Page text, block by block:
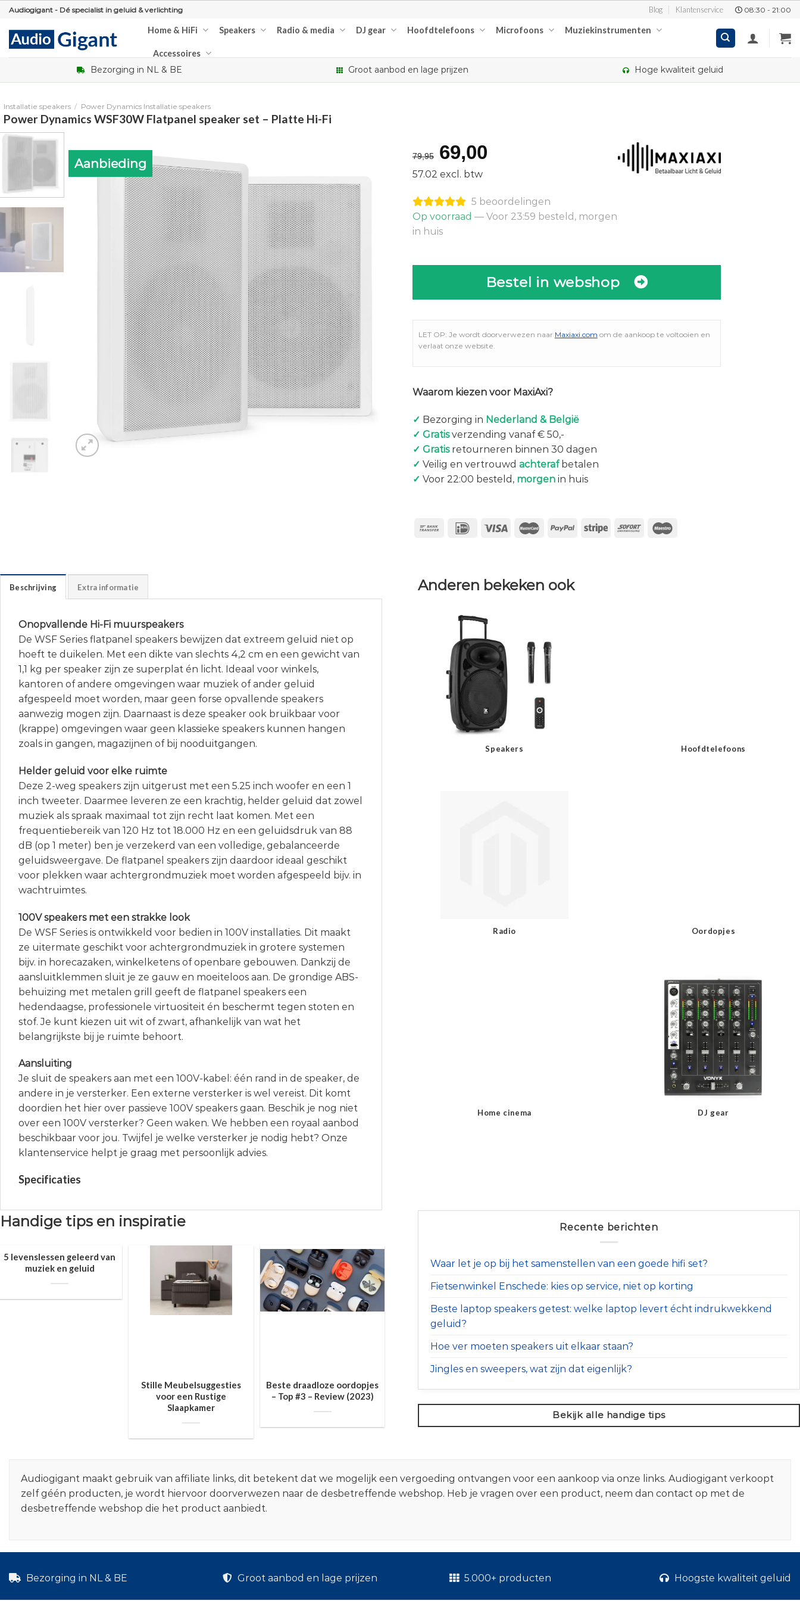
Skip
content
Audiogigant - Dé specialist in geluid & verlichting Blog Klantenservice 08:30 - 21:00
Home & HiFi Speakers Radio & media DJ gear Hoofdtelefoons Microfoons Muziekinstrumenten
Accessoires
Bezorging in NL & BE Groot aanbod en lage prijzen Hoge kwaliteit geluid
Installatie speakers / Power Dynamics Installatie speakers
Power Dynamics WSF30W Flatpanel speaker set – Platte Hi-Fi
Aanbieding 79,95
Oorspronkelijke
prijs
was:
€79,95.
69,00Huidige
€69,00.
57.02 excl. btw
5 beoordelingen
Op voorraad — Voor 23:59 besteld, morgen
in huis
Bestel in webshop
LET OP: Je wordt doorverwezen naar Maxiaxi.com om de aankoop te voltooien en
verlaat onze website.
Waarom kiezen voor MaxiAxi?
✓ Bezorging in Nederland & België
✓ Gratisverzending vanaf € 50,-
✓ Gratisretourneren binnen 30 dagen
✓ Veilig en vertrouwd achterafbetalen
✓ Voor 22:00 besteld, morgenin huis
Beschrijving Extra informatie
Onopvallende Hi-Fi muurspeakers
De WSF Series flatpanel speakers bewijzen dat extreem geluid niet op
hoeft te duikelen. Met een dikte van slechts 4,2 cm en een gewicht van
1,1 kg per speaker zijn ze superplat én licht. Ideaal voor winkels,
kantoren of andere omgevingen waar muziek of ander geluid
afgespeeld moet worden, maar geen forse opvallende speakers
aanwezig mogen zijn. Daarnaast is deze speaker ook bruikbaar voor
(krappe) omgevingen waar geen klassieke speakers kunnen hangen
zoals in gangen, magazijnen of bij nooduitgangen.
Helder geluid voor elke ruimte
Deze 2-weg speakers zijn uitgerust met een 5.25 inch woofer en een 1
inch tweeter. Daarmee leveren ze een krachtig, helder geluid dat zowel
muziek als spraak maximaal tot zijn recht laat komen. Met een
frequentiebereik van 120 Hz tot 18.000 Hz en een geluidsdruk van 88
dB (op 1 meter) ben je verzekerd van een volledige, gebalanceerde
geluidsweergave. De flatpanel speakers zijn daardoor ideaal geschikt
voor plekken waar achtergrondmuziek moet worden afgespeeld bijv. in
wachtruimtes.
100V speakers met een strakke look
De WSF Series is ontwikkeld voor bedien in 100V installaties. Dit maakt
ze uitermate geschikt voor achtergrondmuziek in grotere systemen
bijv. in horecazaken, winkelketens of openbare gebouwen. Dankzij de
aansluitklemmen sluit je ze gauw en moeiteloos aan. De grondige ABS-
behuizing met metalen grill geeft de flatpanel speakers een
hedendaagse, professionele virtuositeit én beschermt tegen stoten en
stof. Je kunt kiezen uit wit of zwart, afhankelijk van wat het
belangrijkste bij je ruimte behoort.
Aansluiting
Je sluit de speakers aan met een 100V-kabel: één rand in de speaker, de
andere in je versterker. Een externe versterker is wel vereist. Dit komt
doordien het hier over passieve 100V speakers gaan. Beschik je nog niet
over een 100V versterker? Geen waken. We hebben een royaal aanbod
beschikbaar voor jou. Twijfel je welke versterker je nodig hebt? Onze
klantenservice helpt je graag met persoonlijk advies.
Specificaties
Anderen bekeken ook
Speakers Hoofdtelefoons
Radio Oordopjes
Home cinema DJ gear
Handige tips en inspiratie
5 levenslessen geleerd van
muziek en geluid
Stille Meubelsuggesties
voor een Rustige
Slaapkamer
Beste draadloze oordopjes
– Top #3 – Review (2023)
Recente berichten
Waar let je op bij het samenstellen van een goede hifi set?
Fietsenwinkel Enschede: kies op service, niet op korting
Beste laptop speakers getest: welke laptop levert écht indrukwekkend
geluid?
Hoe ver moeten speakers uit elkaar staan?
Jingles en sweepers, wat zijn dat eigenlijk?
Bekijk alle handige tips
Audiogigant maakt gebruik van affiliate links, dit betekent dat we mogelijk een vergoeding ontvangen voor een aankoop via onze links. Audiogigant verkoopt
zelf géén producten, je wordt hiervoor doorverwezen naar de desbetreffende webshop. Heb je vragen over een product, neem dan contact op met de
desbetreffende webshop die het product aanbiedt.
Bezorging in NL & BE Groot aanbod en lage prijzen 5.000+ producten Hoogste kwaliteit geluid